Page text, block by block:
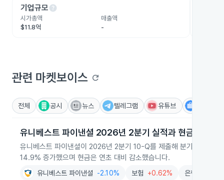
기업규모help
시가총액
$11.8억
매출액
-
관련 마켓보이스 refresh
전체 공시 뉴스 텔레그램 유튜브
유니베스트 파이낸셜 2026년 2분기 실적과 현금흐름 공
유니베스트 파이낸셜이 2026년 2분기 10-Q를 제출해 분기 실적과
14.9% 증가했으며 현금은 연초 대비 감소했습니다.
유니베스트 파이낸셜 -2.10% 보험 +0.62% 은행및여신업